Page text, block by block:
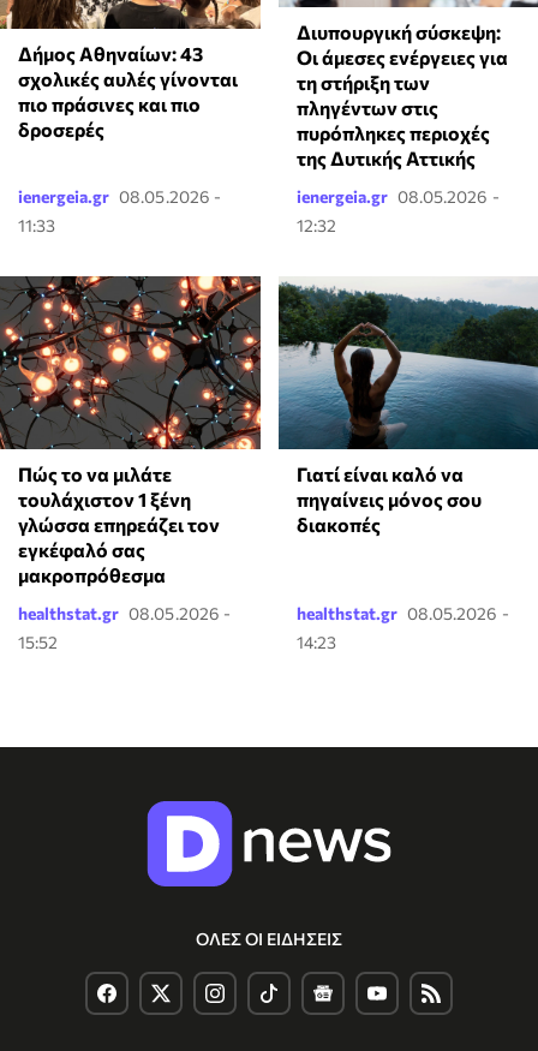
Δήμος Αθηναίων: 43
σχολικές αυλές γίνονται
πιο πράσινες και πιο
δροσερές
ienergeia.gr 08.05.2026 -
11:33
Διυπουργική σύσκεψη:
Οι άμεσες ενέργειες για
τη στήριξη των
πληγέντων στις
πυρόπληκες περιοχές
της Δυτικής Αττικής
ienergeia.gr 08.05.2026 -
12:32
⁠Πώς το να μιλάτε
τουλάχιστον 1 ξένη
γλώσσα επηρεάζει τον
εγκέφαλό σας
μακροπρόθεσμα
healthstat.gr 08.05.2026 -
15:52
Γιατί είναι καλό να
πηγαίνεις μόνος σου
διακοπές
healthstat.gr 08.05.2026 -
14:23
ΟΛΕΣ ΟΙ ΕΙΔΗΣΕΙΣ